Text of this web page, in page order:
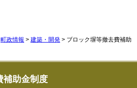
町政情報 > 建築・開発 > ブロック塀等撤去費補助
補助金制度